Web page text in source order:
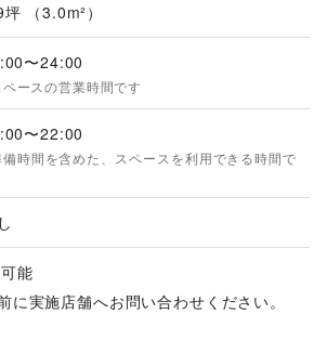
（3.0m²）
〜24:00
ースの営業時間です
〜22:00
時間を含めた、スペースを利用できる時間で
可能
に実施店舗へお問い合わせください。